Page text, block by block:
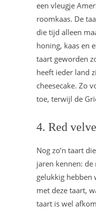
een vleugje
roomkaas. De
die tijd alleen
honing, kaas en
taart geworden
heeft ieder land
cheesecake. Zo
toe, terwijl de
4. Red
Nog zo’n taart
jaren kennen: de
gelukkig hebben
met deze taart,
taart is wel